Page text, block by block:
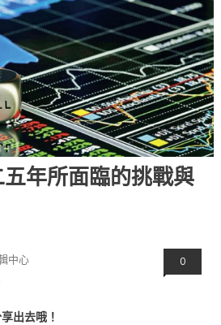
年所面臨的挑戰與
中心 0
出去哦！